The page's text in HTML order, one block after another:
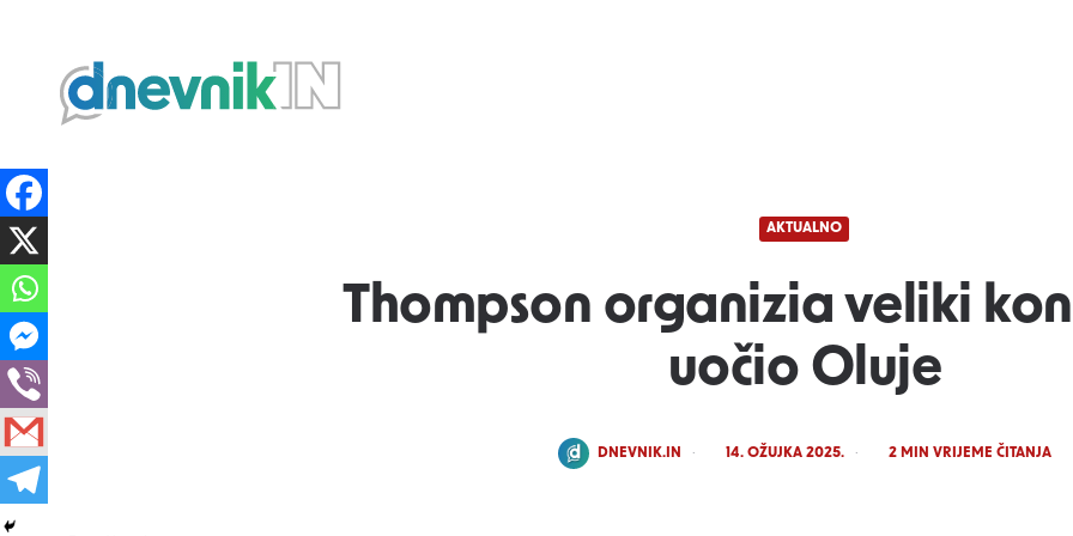
Dnevnik.in
AKTUALNO
Thompson organizia veliki
uočio Oluje
POSTED
DNEVNIK.IN 14. OŽUJKA 2025. 2MIN VRIJEME ČITANJA